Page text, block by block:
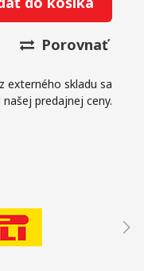
Porovnať
externého skladu sa
predajnej ceny.